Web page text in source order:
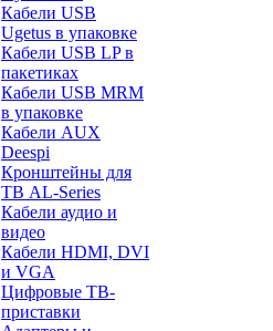
Кабели USB
Ugetus в упаковке
Кабели USB LP в
пакетиках
Кабели USB MRM
в упаковке
Кабели AUX
Deespi
Кронштейны для
ТВ AL-Series
Кабели аудио и
видео
Кабели HDMI, DVI
и VGA
Цифровые ТВ-
приставки